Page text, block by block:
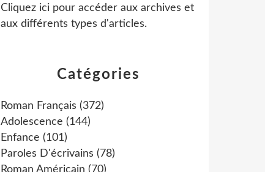
Catégories
Roman Français (372)
Adolescence (144)
Enfance (101)
Paroles D'écrivains (78)
Roman Américain (70)
Cliquez ici pour accéder aux archives et
aux différents types d'articles.